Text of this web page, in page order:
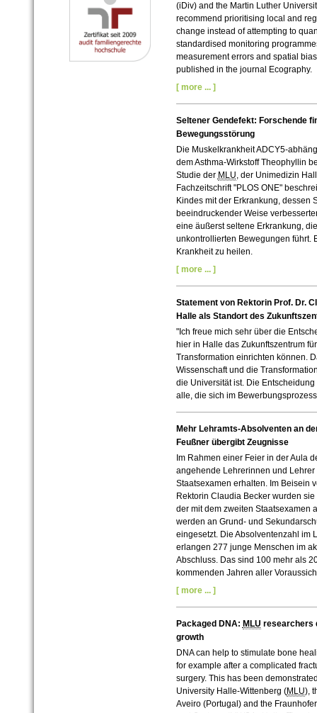
(iDiv) and the Martin Luther
recommend prioritising local and
change instead of attempting to
standardised monitoring
measurement errors and spatial
published in the journal Ecography.
[ more ... ]
Seltener Gendefekt: Forschende
Bewegungsstörung
Die Muskelkrankheit ADCY5-
dem Asthma-Wirkstoff Theophyllin
Studie der MLU, der Unimedizin
Fachzeitschrift "PLOS ONE"
Kindes mit der Erkrankung, dessen
beeindruckender Weise
eine äußerst seltene Erkrankung,
unkontrollierten Bewegungen führt.
Krankheit zu heilen.
[ more ... ]
Statement von Rektorin Prof. Dr.
Halle als Standort des
"Ich freue mich sehr über die
hier in Halle das Zukunftszentrum
Transformation einrichten können.
Wissenschaft und die
die Universität ist. Die
alle, die sich im
Mehr Lehramts-Absolventen an
Feußner übergibt Zeugnisse
Im Rahmen einer Feier in der Aula
angehende Lehrerinnen und
Staatsexamen erhalten. Im Beisein
Rektorin Claudia Becker wurden
der mit dem zweiten Staatsexamen
werden an Grund- und
eingesetzt. Die Absolventenzahl im
erlangen 277 junge Menschen im
Abschluss. Das sind 100 mehr als
kommenden Jahren aller
[ more ... ]
Packaged DNA: MLU researchers
growth
DNA can help to stimulate bone
for example after a complicated
surgery. This has been
University Halle-Wittenberg (MLU),
Aveiro (Portugal) and the